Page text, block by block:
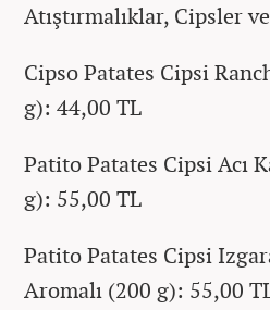
Atıştırmalıklar, Cipsler
Cipso Patates Cipsi
g): 44,00 TL
Patito Patates Cipsi Acı
g): 55,00 TL
Patito Patates Cipsi
Aromalı (200 g): 55,00